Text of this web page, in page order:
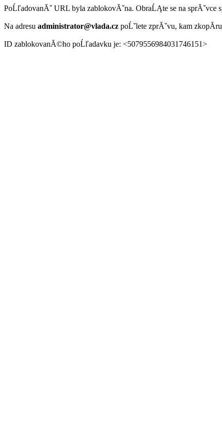
PoĹľadovanĂˇ URL byla zablokovĂˇna. ObraĹĄte se na sprĂˇvce
Na adresu administrator@vlada.cz poĹˇlete zprĂˇvu, kam
ID zablokovanĂ©ho poĹľadavku je: <5079556984031746151>